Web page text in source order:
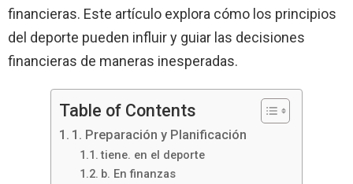
financieras. Este artículo explora cómo los principios
del deporte pueden influir y guiar las decisiones
financieras de maneras inesperadas.
Table of Contents
1. Preparación y Planificación
tiene. en el deporte
b. En finanzas